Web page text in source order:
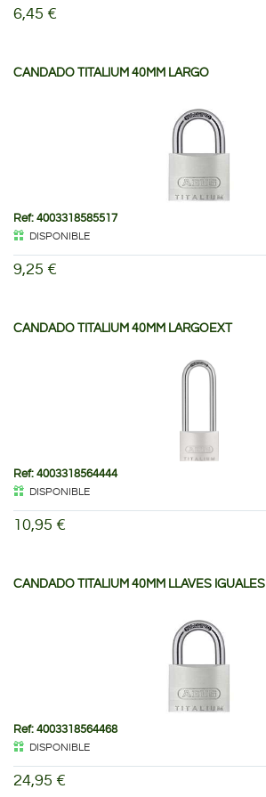
6,45 €
CANDADO TITALIUM 40MM LARGO
Ref: 4003318585517
DISPONIBLE
9,25 €
CANDADO TITALIUM 40MM LARGOEXT
Ref: 4003318564444
DISPONIBLE
10,95 €
CANDADO TITALIUM 40MM LLAVES IGUALES
Ref: 4003318564468
DISPONIBLE
24,95 €